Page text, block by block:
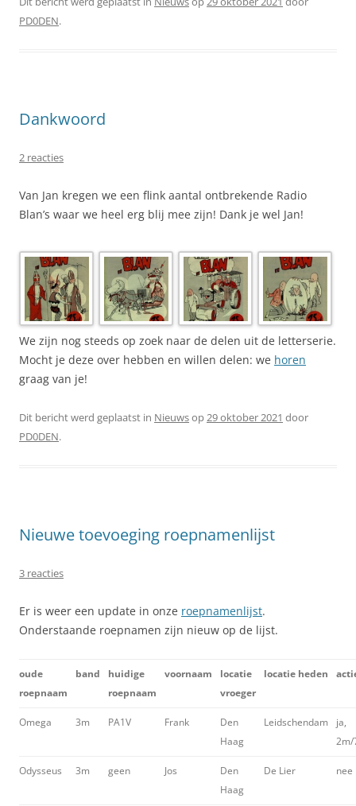
PD0DEN.
Dankwoord
2 reacties
Van Jan kregen we een flink aantal ontbrekende Radio
Blan’s waar we heel erg blij mee zijn! Dank je wel Jan!
We zijn nog steeds op zoek naar de delen uit de letterserie.
Mocht je deze over hebben en willen delen: we horen
graag van je!
Dit bericht werd geplaatst in Nieuwsop29 oktober 2021 door
PD0DEN.
Nieuwe toevoeging roepnamenlijst
3 reacties
Er is weer een update in onze roepnamenlijst.
Onderstaande roepnamen zijn nieuw op de lijst.
oude
roepnaam
band
huidige
roepnaam
voornaam
locatie
vroeger
locatie heden
Omega 3m PA1V Frank
Den
Haag
Leidschendam
ja,
2m/
Odysseus 3m geen Jos
Den
Haag
De Lier nee